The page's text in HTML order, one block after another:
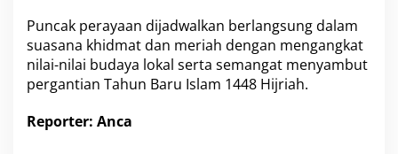
Puncak perayaan dijadwalkan berlangsung dalam
suasana khidmat dan meriah dengan mengangkat
nilai-nilai budaya lokal serta semangat menyambut
pergantian Tahun Baru Islam 1448 Hijriah.
Reporter: Anca